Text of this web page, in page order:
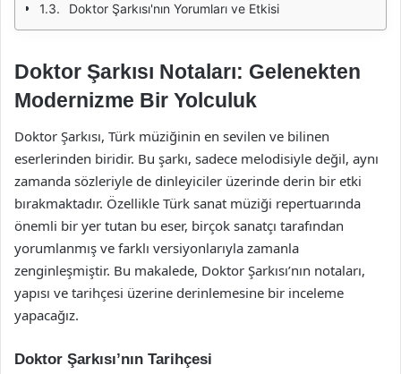
Doktor Şarkısı'nın Yorumları ve Etkisi
Doktor Şarkısı Notaları: Gelenekten
Modernizme Bir Yolculuk
Doktor Şarkısı, Türk müziğinin en sevilen ve bilinen
eserlerinden biridir. Bu şarkı, sadece melodisiyle değil, aynı
zamanda sözleriyle de dinleyiciler üzerinde derin bir etki
bırakmaktadır. Özellikle Türk sanat müziği repertuarında
önemli bir yer tutan bu eser, birçok sanatçı tarafından
yorumlanmış ve farklı versiyonlarıyla zamanla
zenginleşmiştir. Bu makalede, Doktor Şarkısı’nın notaları,
yapısı ve tarihçesi üzerine derinlemesine bir inceleme
yapacağız.
Doktor Şarkısı’nın Tarihçesi